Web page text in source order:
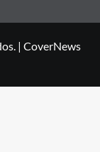
| CoverNews